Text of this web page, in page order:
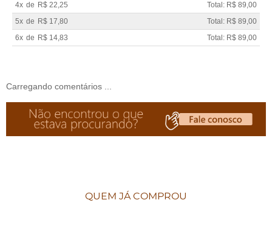
4x de R$ 22,25
Total: R$ 89,00
5x de R$ 17,80
Total: R$ 89,00
6x de R$ 14,83 Total: R$ 89,00
Carregando comentários ...
QUEM JÁ COMPROU